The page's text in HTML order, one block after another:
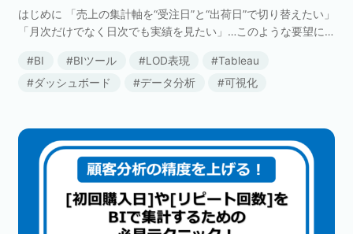
CRM KARTE
Google Cloud／BI
はじめに 「売上の集計軸を“受注日”と“出荷日”で切り替えたい」
「月次だけでなく日次でも実績を見たい」…このような要望に
ないでしょうか？ 分析の切り口が少し違うだけ […]
BI BIツール LOD表現
Tableau
ダッシュボード
データ分析 可視化